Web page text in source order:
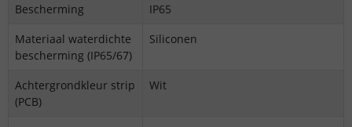
Bescherming
IP65
Materiaal waterdichte
bescherming (IP65/67)
Siliconen
Achtergrondkleur strip
(PCB)
Wit